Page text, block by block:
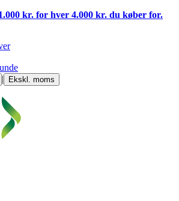
kr. for hver 4.000 kr. du køber for.
| Ekskl. moms